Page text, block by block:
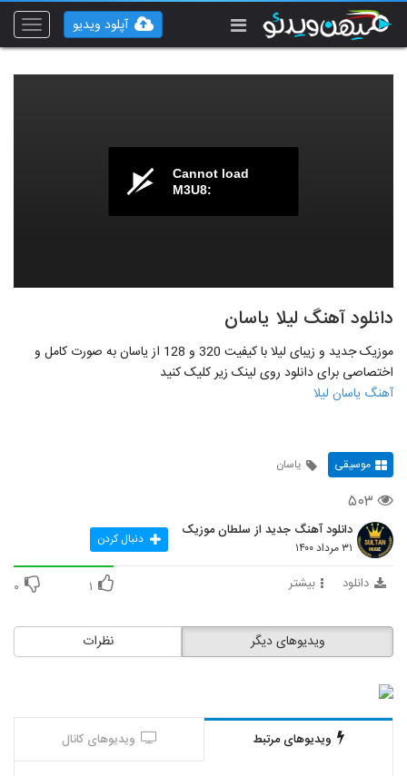
Toggle
آپلود ویدیو
Cannot load
M3U8:
دانلود آهنگ لیلا یاسان
موزیک جدید و زیبای لیلا با کیفیت 320 و 128 از یاسان به صورت کامل و
اختصاصی برای دانلود روی لینک زیر کلیک کنید
آهنگ یاسان لیلا
موسیقی یاسان
۵۰۳
دانلود آهنگ جدید از سلطان موزیک
۳۱ مرداد ۱۴۰۰ دنبال کردن
دانلود بیشتر ۱ ۰
نظرات ویدیوهای دیگر
ویدیوهای مرتبط ویدیوهای کانال